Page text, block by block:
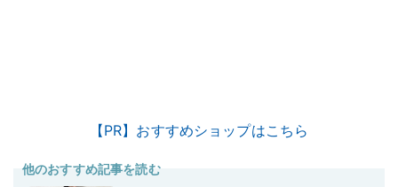
【PR】おすすめショップはこちら
他のおすすめ記事を読む